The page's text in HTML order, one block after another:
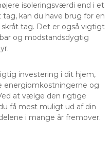
isoleringsværdi end i et
kan du have brug for en
tag. Det er også vigtigt
og modstandsdygtig
investering i dit hjem,
energiomkostningerne og
at vælge den rigtige
få mest muligt ud af din
i mange år fremover.